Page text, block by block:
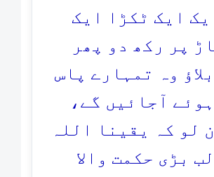
ایک ٹکڑا ایک
پر رکھ دو پھر
وہ تمہارے پاس
آجائیں گے،
لو کہ یقینا اللہ
بڑی حکمت والا